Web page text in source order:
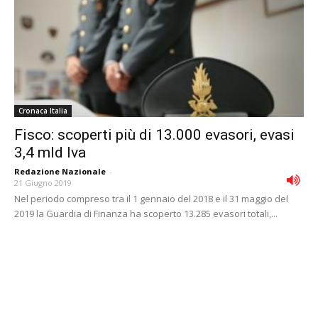
Cronaca Italia
Fisco: scoperti più di 13.000 evasori, evasi
3,4 mld Iva
Redazione Nazionale -
21 Giugno 2019
Nel periodo compreso tra il 1 gennaio del 2018 e il 31 maggio del
2019 la Guardia di Finanza ha scoperto 13.285 evasori totali,...